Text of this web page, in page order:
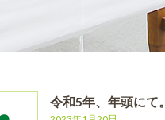
令和5年、年頭にて。